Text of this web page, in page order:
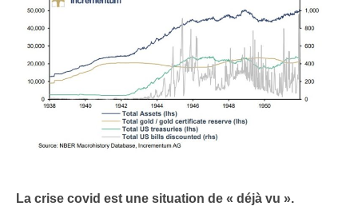
La crise covid est une situation de « déjà vu ».